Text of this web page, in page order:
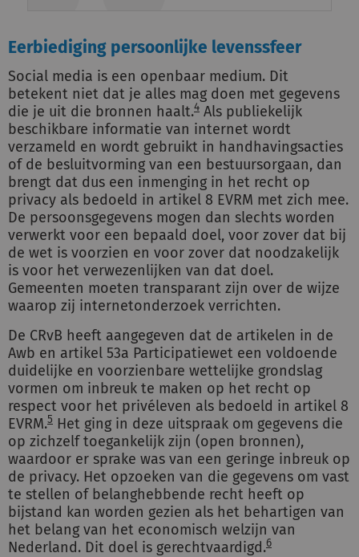
Eerbiediging persoonlijke levenssfeer
Social media is een openbaar medium. Dit
betekent niet dat je alles mag doen met gegevens
die je uit die bronnen haalt.4 Als publiekelijk
beschikbare informatie van internet wordt
verzameld en wordt gebruikt in handhavingsacties
of de besluitvorming van een bestuursorgaan, dan
brengt dat dus een inmenging in het recht op
privacy als bedoeld in artikel 8 EVRM met zich mee.
De persoonsgegevens mogen dan slechts worden
verwerkt voor een bepaald doel, voor zover dat bij
de wet is voorzien en voor zover dat noodzakelijk
is voor het verwezenlijken van dat doel.
Gemeenten moeten transparant zijn over de wijze
waarop zij internetonderzoek verrichten.
De CRvB heeft aangegeven dat de artikelen in de
Awb en artikel 53a Participatiewet een voldoende
duidelijke en voorzienbare wettelijke grondslag
vormen om inbreuk te maken op het recht op
respect voor het privéleven als bedoeld in artikel 8
EVRM.5 Het ging in deze uitspraak om gegevens die
op zichzelf toegankelijk zijn (open bronnen),
waardoor er sprake was van een geringe inbreuk op
de privacy. Het opzoeken van die gegevens om vast
te stellen of belanghebbende recht heeft op
bijstand kan worden gezien als het behartigen van
het belang van het economisch welzijn van
Nederland. Dit doel is gerechtvaardigd.6